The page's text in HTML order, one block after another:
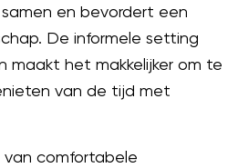
en bevordert een
De informele setting
maakt het makkelijker om te
van de tijd met
comfortabele